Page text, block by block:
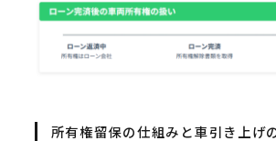
所有権留保の仕組みと車引き上げ